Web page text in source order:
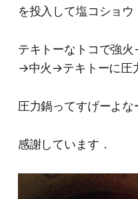
を投入して塩コショウ
テキトーなトコで強
→中火→テキトーに圧
圧力鍋ってすげーよな
感謝しています．